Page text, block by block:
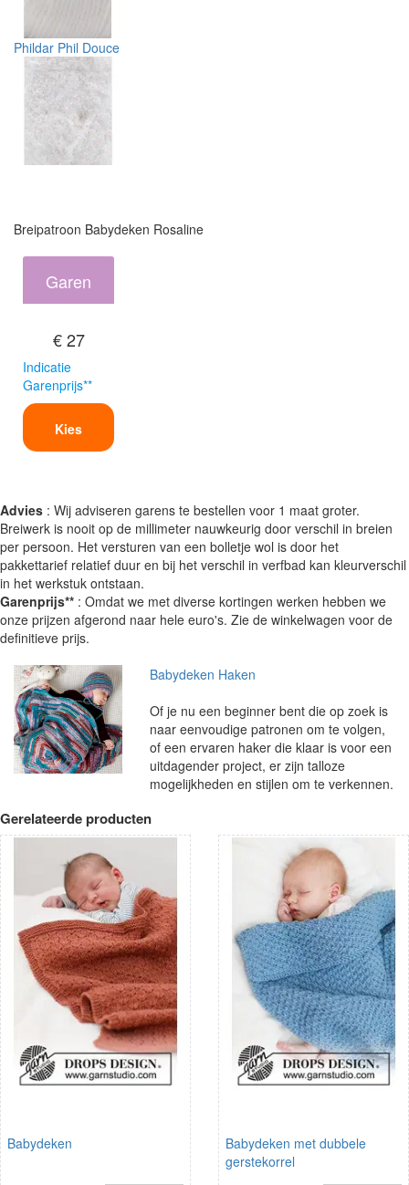
Phildar Phil Douce
Breipatroon Babydeken Rosaline
Garen
€ 27
Indicatie
Garenprijs**
Kies
Advies : Wij adviseren garens te bestellen voor 1 maat groter.
Breiwerk is nooit op de millimeter nauwkeurig door verschil in breien
per persoon. Het versturen van een bolletje wol is door het
pakkettarief relatief duur en bij het verschil in verfbad kan kleurverschil
in het werkstuk ontstaan.
Garenprijs** : Omdat we met diverse kortingen werken hebben we
onze prijzen afgerond naar hele euro's. Zie de winkelwagen voor de
definitieve prijs.
Babydeken Haken
Of je nu een beginner bent die op zoek is
naar eenvoudige patronen om te volgen,
of een ervaren haker die klaar is voor een
uitdagender project, er zijn talloze
mogelijkheden en stijlen om te verkennen.
Gerelateerde producten
Babydeken
Babydeken met dubbele
gerstekorrel